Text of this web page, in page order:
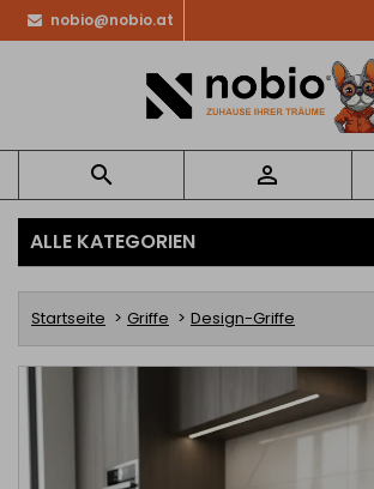
nobio@nobio.at
 
ALLE KATEGORIEN
Startseite Griffe Design-Griffe